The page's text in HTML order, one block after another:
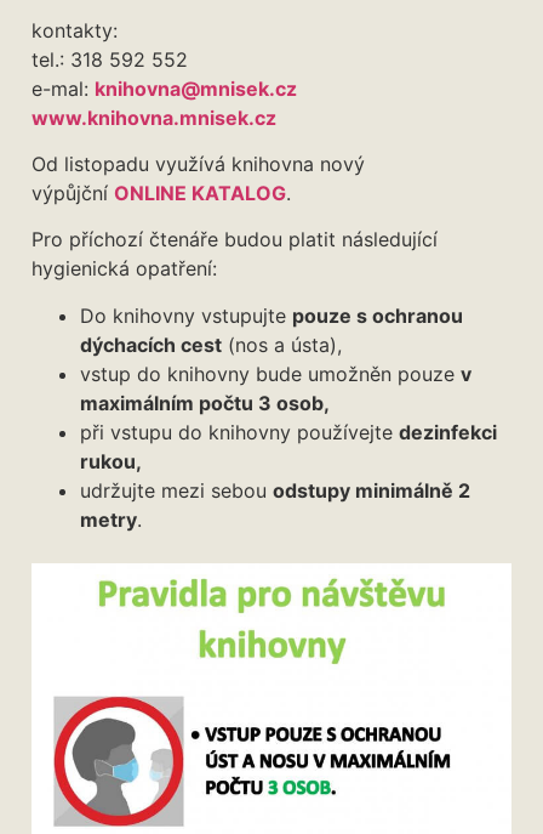
kontakty:
tel.: 318 592 552
e-mal: knihovna@mnisek.cz
www.knihovna.mnisek.cz
Od listopadu využívá knihovna nový
výpůjční ONLINE KATALOG.
Pro příchozí čtenáře budou platit následující
hygienická opatření:
Do knihovny vstupujte pouze s ochranou
dýchacích cest (nos a ústa),
vstup do knihovny bude umožněn pouze v
maximálním počtu 3 osob,
při vstupu do knihovny používejte dezinfekci
rukou,
udržujte mezi sebou odstupy minimálně 2
metry.